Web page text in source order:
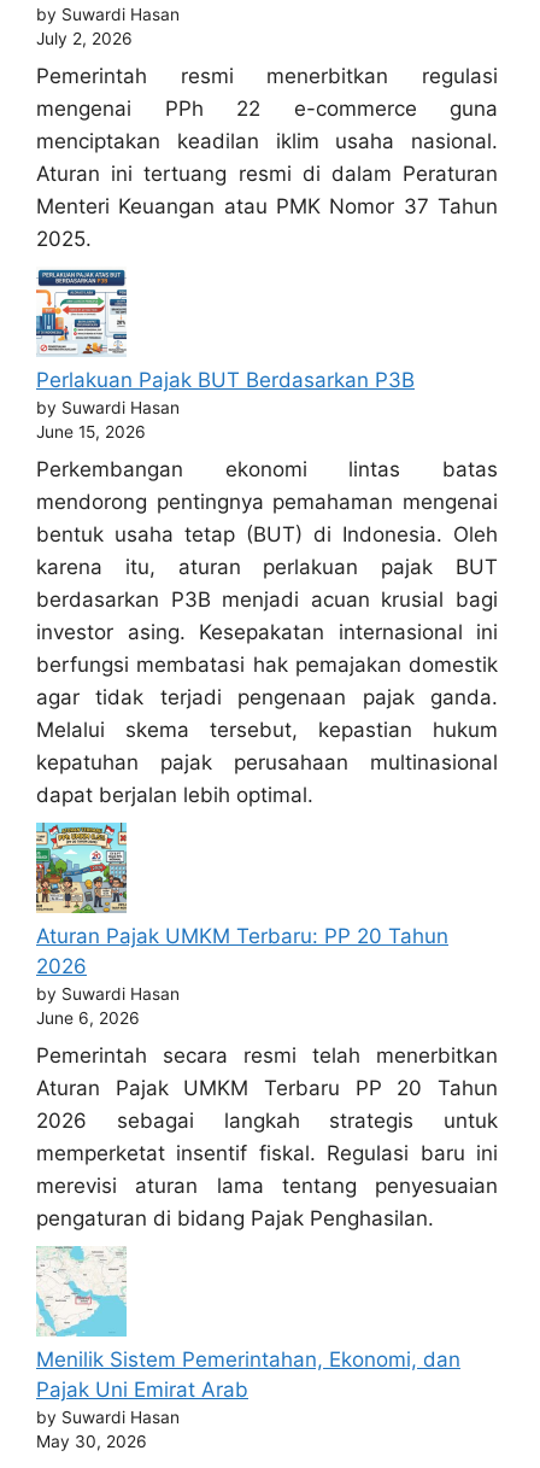
by Suwardi Hasan
July 2, 2026
Pemerintah resmi menerbitkan regulasi
mengenai PPh 22 e-commerce guna
menciptakan keadilan iklim usaha nasional.
Aturan ini tertuang resmi di dalam Peraturan
Menteri Keuangan atau PMK Nomor 37 Tahun
2025.
Perlakuan Pajak BUT Berdasarkan P3B
by Suwardi Hasan
June 15, 2026
Perkembangan ekonomi lintas batas
mendorong pentingnya pemahaman mengenai
bentuk usaha tetap (BUT) di Indonesia. Oleh
karena itu, aturan perlakuan pajak BUT
berdasarkan P3B menjadi acuan krusial bagi
investor asing. Kesepakatan internasional ini
berfungsi membatasi hak pemajakan domestik
agar tidak terjadi pengenaan pajak ganda.
Melalui skema tersebut, kepastian hukum
kepatuhan pajak perusahaan multinasional
dapat berjalan lebih optimal.
Aturan Pajak UMKM Terbaru: PP 20 Tahun
2026
by Suwardi Hasan
June 6, 2026
Pemerintah secara resmi telah menerbitkan
Aturan Pajak UMKM Terbaru PP 20 Tahun
2026 sebagai langkah strategis untuk
memperketat insentif fiskal. Regulasi baru ini
merevisi aturan lama tentang penyesuaian
pengaturan di bidang Pajak Penghasilan.
Menilik Sistem Pemerintahan, Ekonomi, dan
Pajak Uni Emirat Arab
by Suwardi Hasan
May 30, 2026